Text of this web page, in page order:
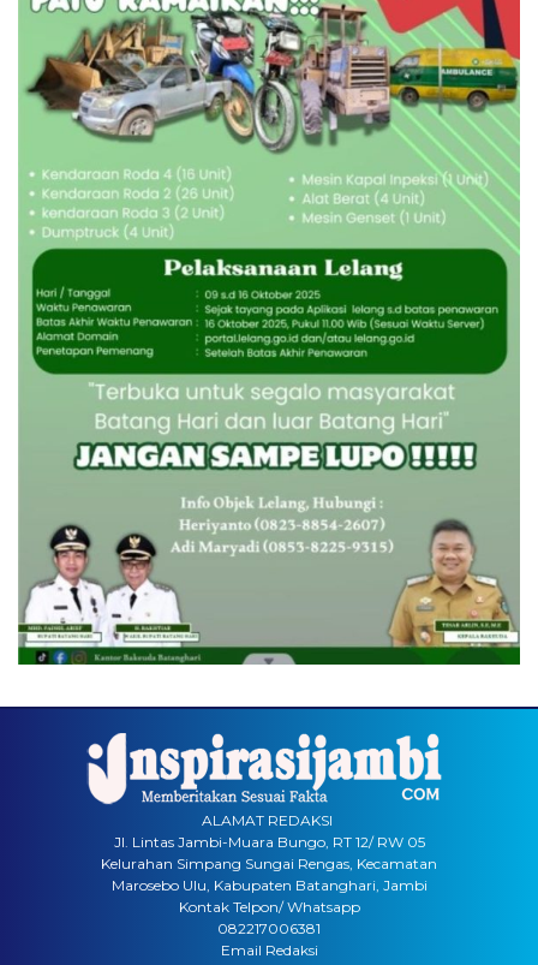
ALAMAT REDAKSI
Jl. Lintas Jambi-Muara Bungo, RT 12/ RW 05
Kelurahan Simpang Sungai Rengas, Kecamatan
Marosebo Ulu, Kabupaten Batanghari, Jambi
Kontak Telpon/ Whatsapp
082217006381
Email Redaksi